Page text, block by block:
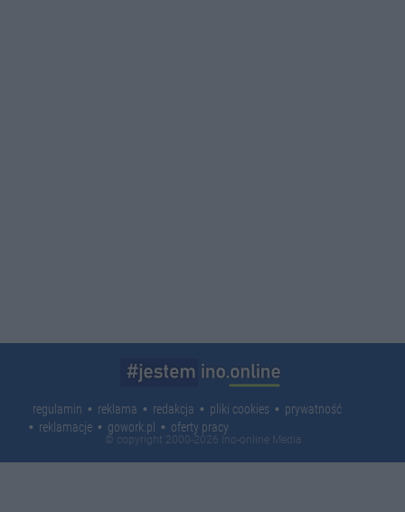
regulamin reklama redakcja pliki cookies
prywatność
reklamacje
gowork.pl oferty pracy
© copyright 2000-2026 Ino-online Media